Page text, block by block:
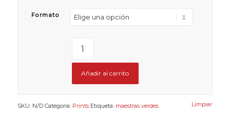
Formato
Limpiar
Añadir al carrito
SKU: N/D Categoría: Prints Etiqueta: maestras verdes